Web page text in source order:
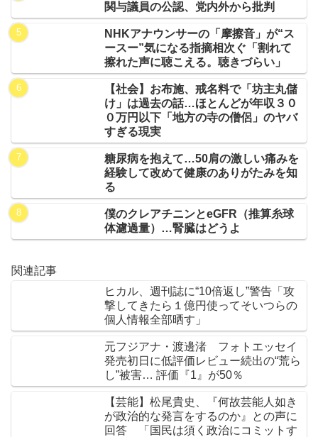
関与議員の公認、党内外から批判
NHKアナウンサーの「摩擦音」が“ス
ースー”気になる指摘相次ぐ「割れて
擦れた声に聴こえる。聴きづらい」
【社会】お布施、戒名料で「坊主丸儲
け」は過去の話…ほとんどが年収３０
０万円以下「地方の寺の僧侶」のヤバ
すぎる現実
糖尿病を抱えて…50肩の激しい痛みを
経験して改めて健康のありがたみを知
る
僕のクレアチニンとeGFR（推算糸球
体濾過量）…腎臓はどうよ
関連記事
ヒカル、週刊誌に“10倍返し”警告「攻
撃してきたら１億円使ってそいつらの
個人情報全部晒す」
元フジアナ・渡邊渚 フォトエッセイ
発売初日に低評価レビュー続出の“荒ら
し”被害… 評価『1』が50％
【芸能】松尾貴史、『何故芸能人如き
が政治的な発言をするのか』との声に
回答 「国民は須く政治にコミットす